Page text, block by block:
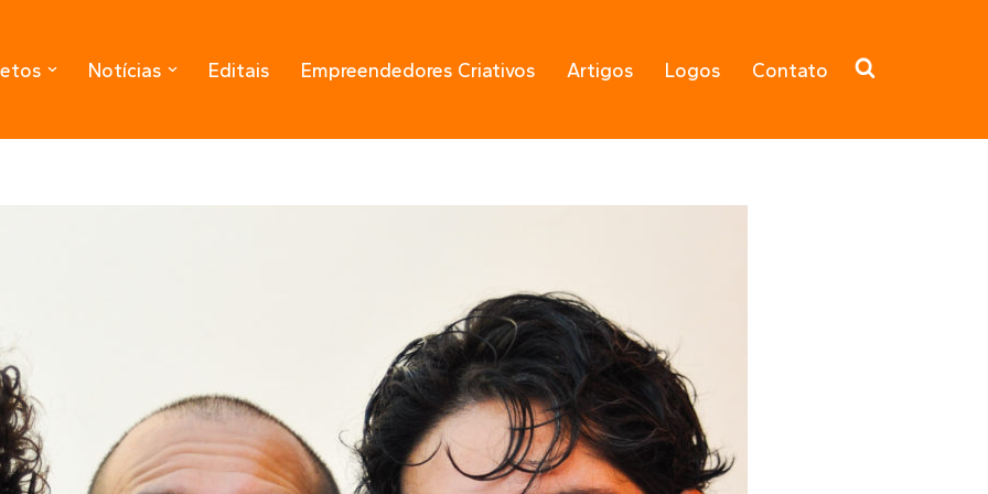
Notícias Editais Empreendedores Criativos Artigos Logos Contato